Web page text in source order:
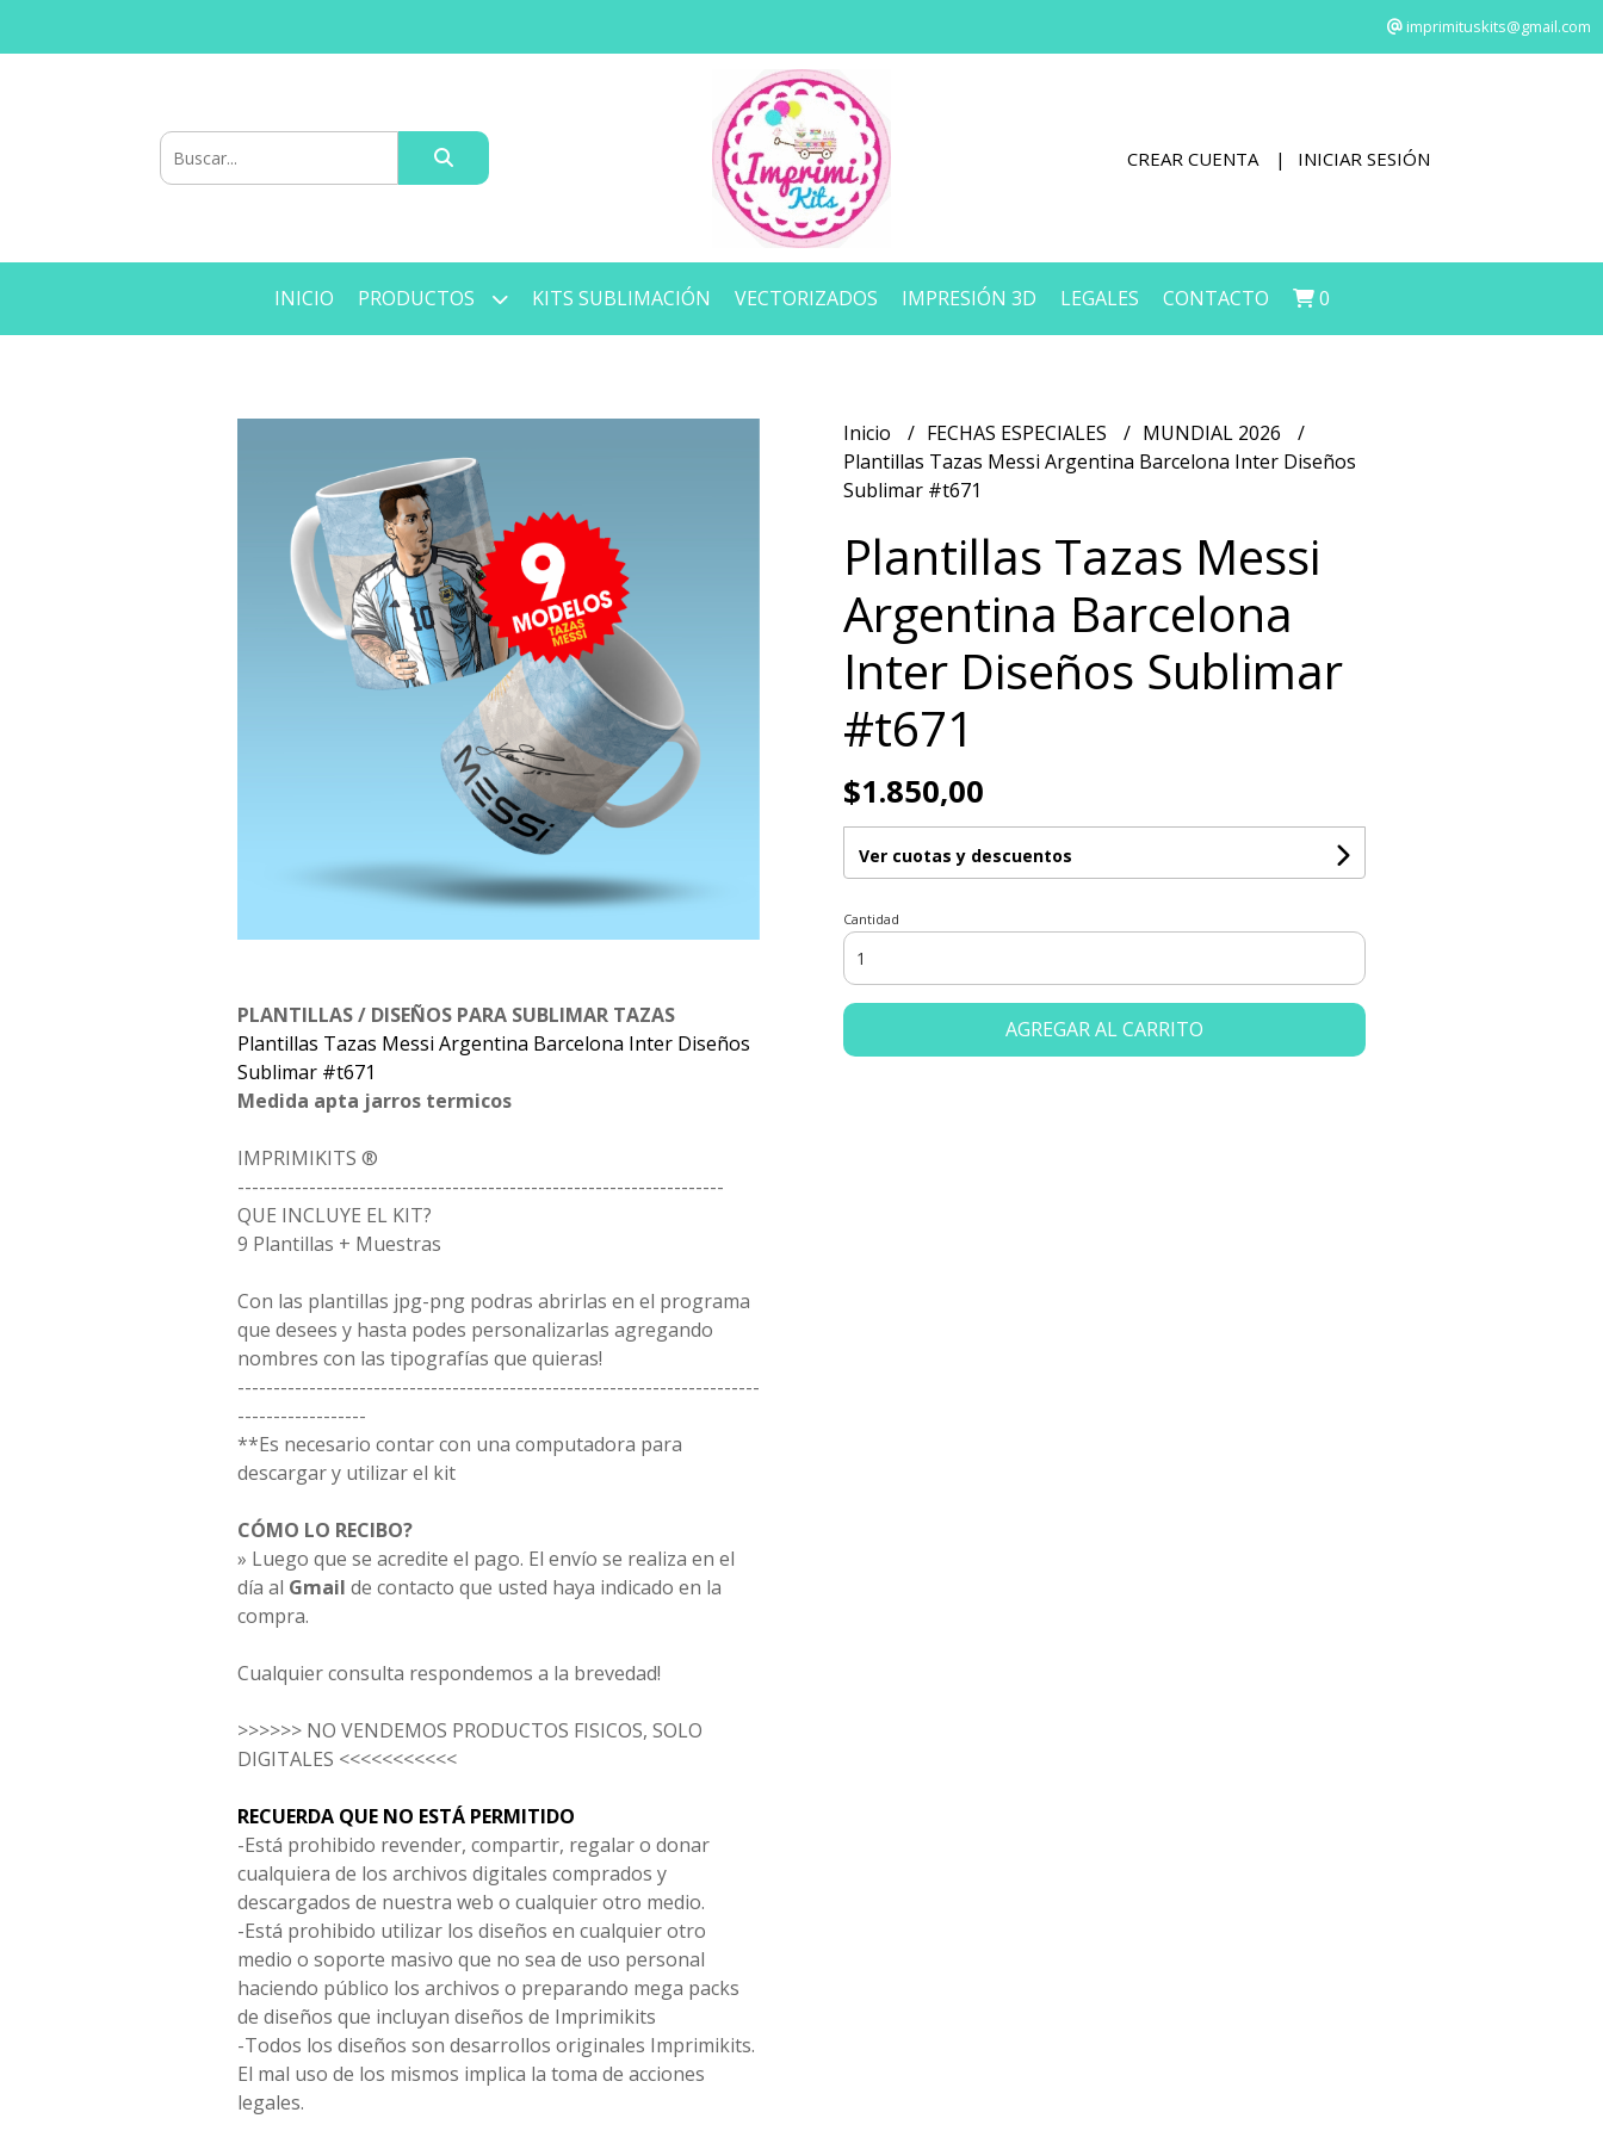
imprimituskits@gmail.com
CREAR CUENTA INICIAR SESIÓN
INICIO PRODUCTOS KITS SUBLIMACIÓN VECTORIZADOS IMPRESIÓN 3D LEGALES CONTACTO 0
PLANTILLAS / DISEÑOS PARA SUBLIMAR TAZAS
Plantillas Tazas Messi Argentina Barcelona Inter Diseños
Sublimar #t671
Medida apta jarros termicos
IMPRIMIKITS ®
--------------------------------------------------------------------
QUE INCLUYE EL KIT?
9 Plantillas + Muestras
Con las plantillas jpg-png podras abrirlas en el programa
que desees y hasta podes personalizarlas agregando
nombres con las tipografías que quieras!
-------------------------------------------------------------------------
------------------
**Es necesario contar con una computadora para
descargar y utilizar el kit
CÓMO LO RECIBO?
» Luego que se acredite el pago. El envío se realiza en el
día al Gmail de contacto que usted haya indicado en la
compra.
Cualquier consulta respondemos a la brevedad!
>>>>>> NO VENDEMOS PRODUCTOS FISICOS, SOLO
DIGITALES <<<<<<<<<<<
RECUERDA QUE NO ESTÁ PERMITIDO
-Está prohibido revender, compartir, regalar o donar
cualquiera de los archivos digitales comprados y
descargados de nuestra web o cualquier otro medio.
-Está prohibido utilizar los diseños en cualquier otro
medio o soporte masivo que no sea de uso personal
haciendo público los archivos o preparando mega packs
de diseños que incluyan diseños de Imprimikits
-Todos los diseños son desarrollos originales Imprimikits.
El mal uso de los mismos implica la toma de acciones
legales.
Inicio FECHAS ESPECIALES
MUNDIAL 2026
Plantillas Tazas Messi Argentina Barcelona Inter Diseños
Sublimar #t671
Plantillas Tazas Messi
Argentina Barcelona
Inter Diseños Sublimar
#t671
$1.850,00
Ver cuotas y descuentos
Cantidad
AGREGAR AL CARRITO